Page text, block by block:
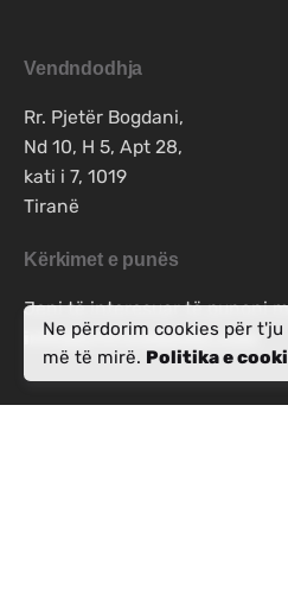
Vendndodhja
Rr. Pjetër Bogdani,
Nd 10, H 5, Apt 28,
kati i 7, 1019
Tiranë
Kërkimet e punës
Jeni të interesuar të punoni
info@activealbania.com
Ne përdorim cookies për
më të mirë. Politika e